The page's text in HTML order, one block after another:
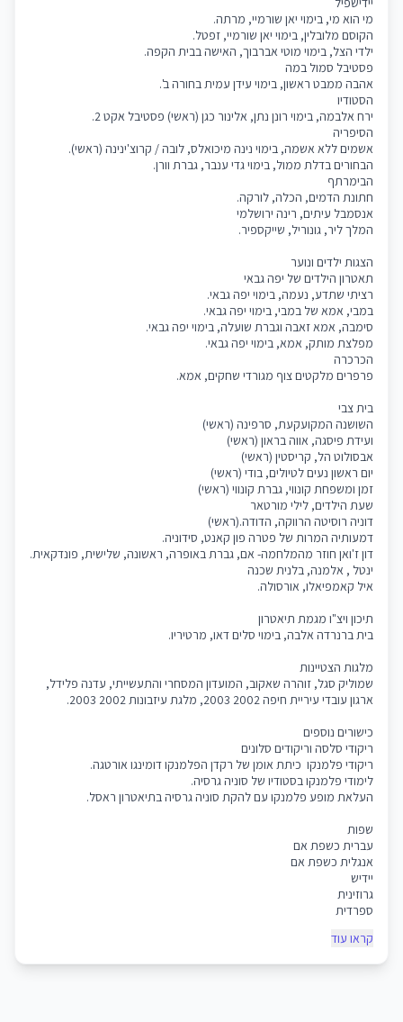
מי הוא מי, בימוי יאן שורמיי, מרתה.
הקוסם מלובלין, בימוי יאן שורמיי, זפטל.
ילדי הצל, בימוי מוטי אברבוך, האישה בבית הקפה.
פסטיבל סמול במה
אהבה ממבט ראשון, בימוי עידן עמית בחורה ב'.
הסטודיו
ירח אלבמה, בימוי רונן נתן, אלינור כגן (ראשי) פסטיבל אקט 2.
הסיפריה
אשמים ללא אשמה, בימוי נינה מיכואלס, לובה / קרוצ'ינינה (ראשי).
הבחורים בדלת ממול, בימוי גדי ענבר, גברת וורן.
הבימרתף
חתונת הדמים, הכלה, לורקה.
אנסמבל עיתים, רינה ירושלמי
המלך ליר, גונוריל, שייקספיר.
הצגות ילדים ונוער
תאטרון הילדים של יפה גבאי
רציתי שתדע, נעמה, בימוי יפה גבאי.
במבי, אמא של במבי, בימוי יפה גבאי.
סימבה, אמא זאבה וגברת שועלה, בימוי יפה גבאי.
מפלצת מותק, אמא, בימוי יפה גבאי.
הכרכרה
פרפרים מלקטים צוף מגורדי שחקים, אמא.
בית צבי
השושנה המקועקעת, סרפינה (ראשי)
ועידת פיסגה, אווה בראון (ראשי)
אבסולוט הל, קריסטין (ראשי)
יום ראשון נעים לטיולים, בודי (ראשי)
זמן ומשפחת קונווי, גברת קונווי (ראשי)
שעת הילדים, לילי מורטאר
דוניה רוסיטה הרווקה, הדודה.(ראשי)
דמעותיה המרות של פטרה פון קאנט, סידוניה.
דון ז'ואן חוזר מהמלחמה- אם, גברת באופרה, ראשונה, שלישית, פונדקאית.
ינטל , אלמנה, בלנית שכנה
איל קאמפיאלו, אורסולה.
תיכון ויצ"ו מגמת תיאטרון
בית ברנרדה אלבה, בימוי סלים דאו, מרטיריו.
מלגות הצטיינות
שמוליק סגל, זוהרה שאקוב, המועדון המסחרי והתעשייתי, עדנה פלידל,
ארגון עובדי עיריית חיפה 2002 2003, מלגת עיזבונות 2002 2003.
כישורים נוספים
ריקודי סלסה וריקודים סלונים
ריקודי פלמנקו כיתת אומן של רקדן הפלמנקו דומינגו אורטגה.
לימודי פלמנקו בסטודיו של סוניה גרסיה.
העלאת מופע פלמנקו עם להקת סוניה גרסיה בתיאטרון ראסל.
שפות
עברית כשפת אם
אנגלית כשפת אם
יידיש
גרוזינית
ספרדית
קראו עוד